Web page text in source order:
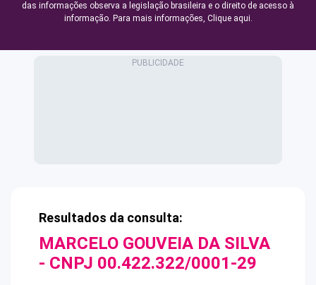
das informações observa a legislação brasileira e o direito de acesso à
informação. Para mais informações, Clique aqui.
Resultados da consulta:
MARCELO GOUVEIA DA SILVA
- CNPJ 00.422.322/0001-29